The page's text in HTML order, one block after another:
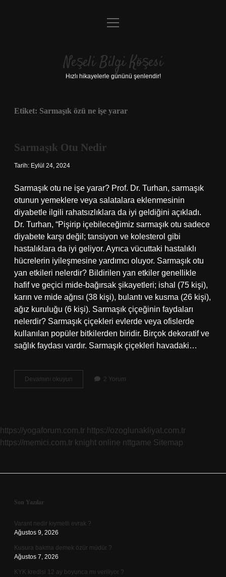
Anasayfa
Yasal Uyarı
menüyü
Neşeli Bilgi Köşesi
Hızlı hikayelerle gününü şenlendir!
Etiket: Sarmaşık özü ne işe yarar
Sarmaşık Otu Nedir
Tarih: Eylül 24, 2024
Sarmaşık otu ne işe yarar? Prof. Dr. Turhan, sarmaşık
otunun yemeklere veya salatalara eklenmesinin
diyabetle ilgili rahatsızlıklara da iyi geldiğini açıkladı.
Dr. Turhan, “Pişirip içebileceğimiz sarmaşık otu sadece
diyabete karşı değil; tansiyon ve kolesterol gibi
hastalıklara da iyi geliyor. Ayrıca vücuttaki hastalıklı
hücrelerin iyileşmesine yardımcı oluyor. Sarmaşık otu
yan etkileri nelerdir? Bildirilen yan etkiler genellikle
hafif ve geçici mide-bağırsak şikayetleri; ishal (75 kişi),
karın ve mide ağrısı (38 kişi), bulantı ve kusma (26 kişi),
ağız kuruluğu (6 kişi). Sarmaşık çiçeğinin faydaları
nelerdir? Sarmaşık çiçekleri evlerde veya ofislerde
kullanılan popüler bitkilerden biridir. Birçok dekoratif ve
sağlık faydası vardır. Sarmaşık çiçekleri havadaki…
Devamını okuyun Sarmaşık
Otu
2 Yorum
https://yogaforum.com.tr https://ozoglunakliyat.com.tr
https://memici.com.tr knight online nttgame Sitemap
Sidebar
Son Yazılar
Varant nedir kıymetli evrak ?
Ağustos 9, 2026
Kusura bakma demek özür müdür ?
Ağustos 7, 2026
KYK kredisi 12 ay boyunca mı veriliyor ?